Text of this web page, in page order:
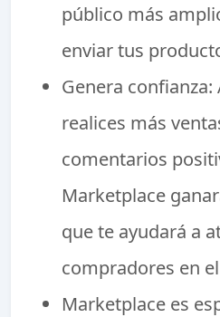
público más
enviar tus
Genera
realices más
comentarios
Marketplace
que te ayudará a
compradores en
Marketplace es